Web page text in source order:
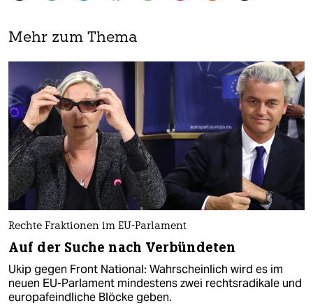
Mehr zum Thema
Rechte Fraktionen im EU-Parlament
Auf der Suche nach Verbündeten
Ukip gegen Front National: Wahrscheinlich wird es im
neuen EU-Parlament mindestens zwei rechtsradikale und
europafeindliche Blöcke geben.